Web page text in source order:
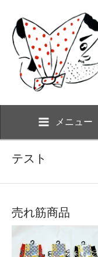
メニュー
テスト
売れ筋商品